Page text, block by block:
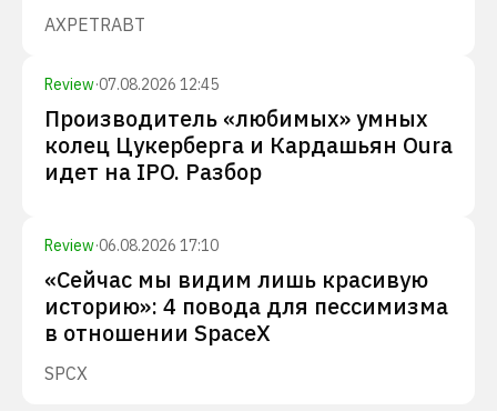
AXPETRABT
Review·07.08.2026 12:45
Производитель «любимых» умных
колец Цукерберга и Кардашьян Oura
идет на IPO. Разбор
Review·06.08.2026 17:10
«Сейчас мы видим лишь красивую
историю»: 4 повода для пессимизма
в отношении SpaceX
SPCX